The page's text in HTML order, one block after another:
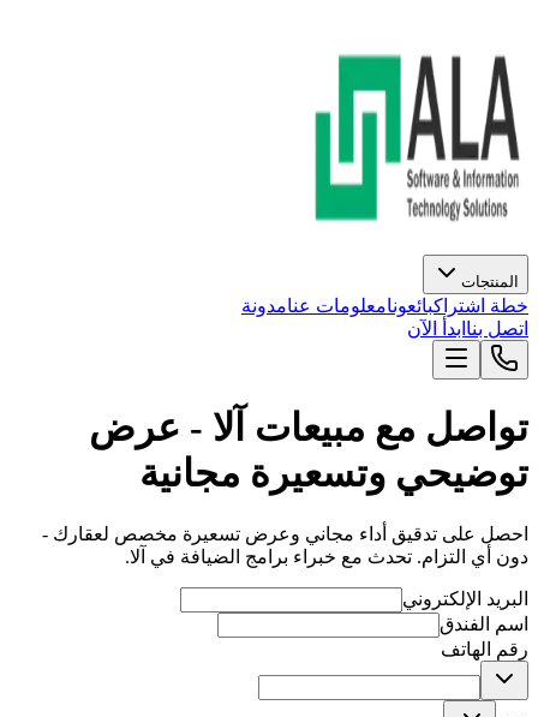
المنتجات
خطة اشتراكبائعونامعلومات عنامدونة
اتصل بنا ابدأ الآن
تواصل مع مبيعات آلا - عرض
توضيحي وتسعيرة مجانية
احصل على تدقيق أداء مجاني وعرض تسعيرة مخصص لعقارك -
دون أي التزام. تحدث مع خبراء برامج الضيافة في آلا.
البريد الإلكتروني
اسم الفندق
رقم الهاتف